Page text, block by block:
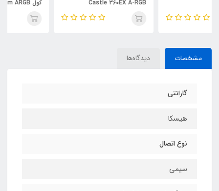
Castle 360EX A-RGB
WHdeepcool 360ex wh
کول LE720 360mm ARGB
مشخصات دیدگاه‌ها
گارانتی
هیسکا
نوع اتصال
سیمی